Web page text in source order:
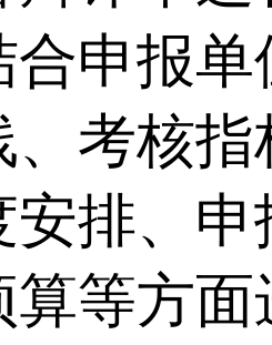
合申报
、考核
安排、
算等方